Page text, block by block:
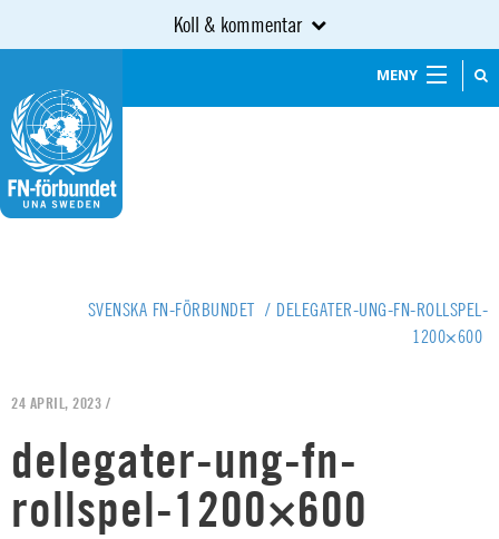
Koll & kommentar
MENY
SVENSKA FN-FÖRBUNDET / DELEGATER-UNG-FN-ROLLSPEL-
1200×600
24 APRIL, 2023 /
delegater-ung-fn-
rollspel-1200×600